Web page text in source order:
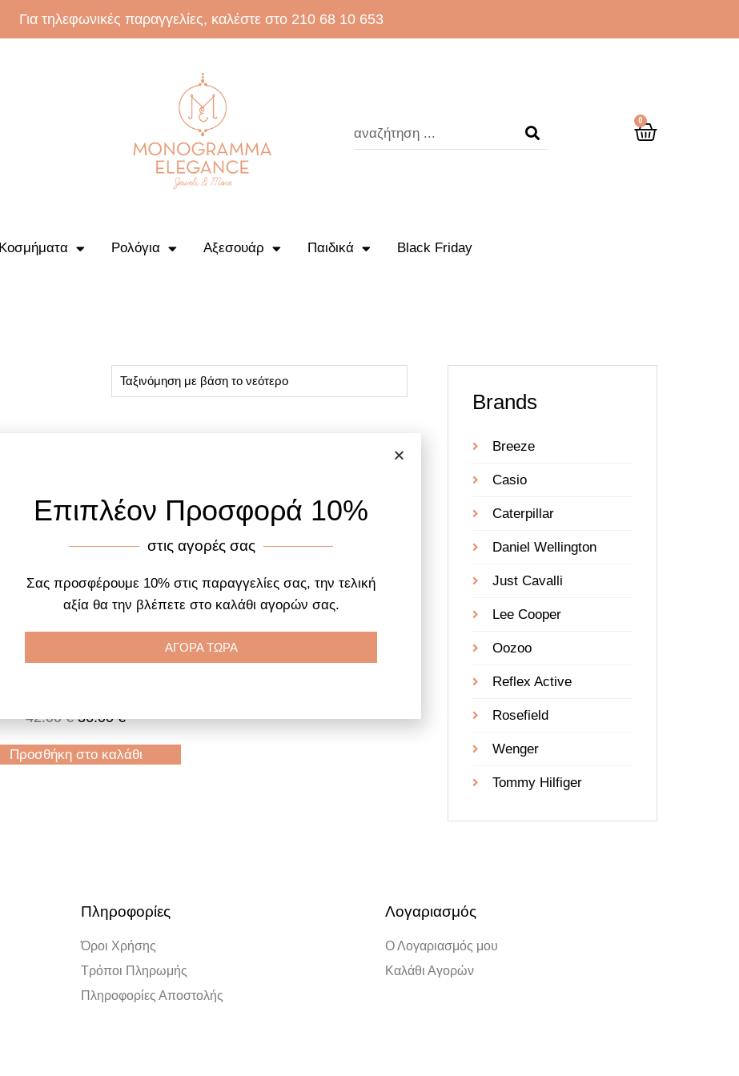
Για τηλεφωνικές παραγγελίες, καλέστε στο 210 68 10 653
0
Κοσμήματα Ρολόγια Αξεσουάρ Παιδικά Black Friday
42.00€ 36.00€
Προσθήκη στο καλάθι
Brands
Breeze
Casio
Caterpillar
Daniel Wellington
Just Cavalli
Lee Cooper
Oozoo
Reflex Active
Rosefield
Wenger
Tommy Hilfiger
Πληροφορίες
Όροι Χρήσης
Τρόποι Πληρωμής
Πληροφορίες Αποστολής
Λογαριασμός
Ο Λογαριασμός μου
Καλάθι Αγορών
Επιπλέον Προσφορά 10%
στις αγορές σας
Σας προσφέρουμε 10% στις παραγγελίες σας, την τελική
αξία θα την βλέπετε στο καλάθι αγορών σας.
ΑΓΟΡΑ ΤΩΡΑ